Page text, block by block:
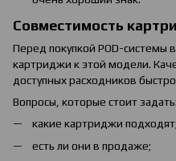
Совместимость
Перед покупкой POD-системы
картриджи к этой модели.
доступных расходников
Вопросы, которые стоит задать:
какие картриджи подходят;
есть ли они в продаже;